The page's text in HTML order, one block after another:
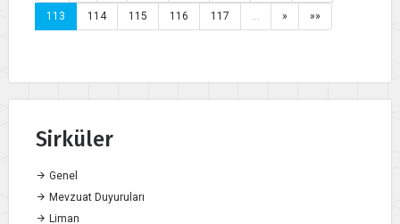
113 114 115 116 117 … » »»
Sirküler
Genel
Mevzuat Duyuruları
Liman